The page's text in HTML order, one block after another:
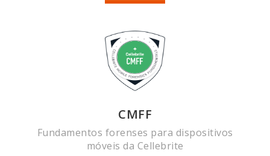
CMFF
Fundamentos forenses para dispositivos
móveis da Cellebrite